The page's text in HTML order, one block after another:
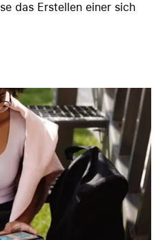
das Erstellen einer sich